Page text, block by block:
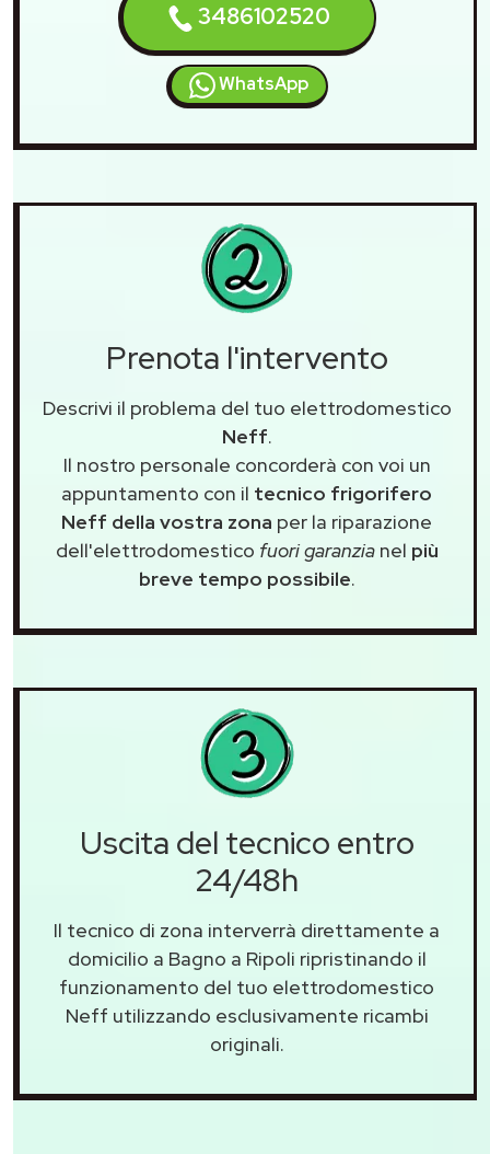
3486102520
WhatsApp
Prenota l'intervento
Descrivi il problema del tuo elettrodomestico
Neff.
Il nostro personale concorderà con voi un
appuntamento con il tecnico frigorifero
Neff della vostra zona per la riparazione
dell'elettrodomestico fuori garanzianel più
breve tempo possibile.
Uscita del tecnico entro
24/48h
Il tecnico di zona interverrà direttamente a
domicilio a Bagno a Ripoli ripristinando il
funzionamento del tuo elettrodomestico
Neff utilizzando esclusivamente ricambi
originali.